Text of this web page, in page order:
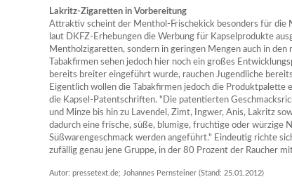
Lakritz-Zigaretten in Vorbereitung
Attraktiv scheint der Menthol-Frischekick besonders für die
laut DKFZ-Erhebungen die Werbung für Kapselprodukte
Mentholzigaretten, sondern in geringen Mengen auch in
Tabakfirmen sehen jedoch hier noch ein großes
bereits breiter eingeführt wurde, rauchen Jugendliche
Eigentlich wollen die Tabakfirmen jedoch die
die Kapsel-Patentschriften. "Die patentierten
und Minze bis hin zu Lavendel, Zimt, Ingwer, Anis, Lakritz
dadurch eine frische, süße, blumige, fruchtige oder würzige
Süßwarengeschmack werden angeführt." Eindeutig richte
zufällig genau jene Gruppe, in der 80 Prozent der Raucher
Autor: pressetext.de; Johannes Pernsteiner (Stand: 25.01.2012)